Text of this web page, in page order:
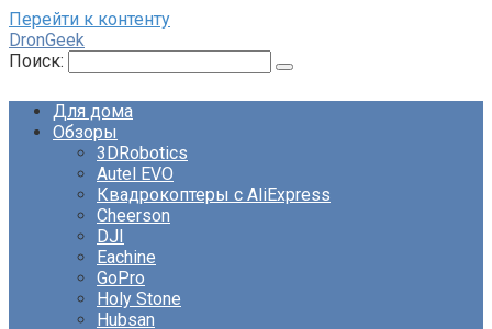
Перейти к контенту
DronGeek
Поиск:
Для дома
Обзоры
3DRobotics
Autel EVO
Квадрокоптеры с AliExpress
Cheerson
DJI
Eachine
GoPro
Holy Stone
Hubsan